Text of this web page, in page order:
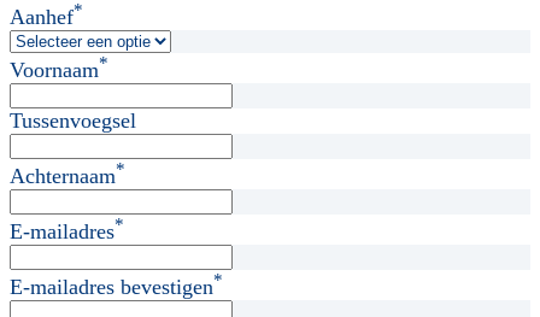
Aanhef*
Voornaam*
Tussenvoegsel
Achternaam*
E-mailadres*
E-mailadres bevestigen*